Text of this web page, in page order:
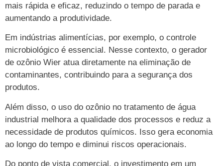
mais rápida e eficaz, reduzindo o tempo de parada e
aumentando a produtividade.
Em indústrias alimentícias, por exemplo, o controle
microbiológico é essencial. Nesse contexto, o gerador
de ozônio Wier atua diretamente na eliminação de
contaminantes, contribuindo para a segurança dos
produtos.
Além disso, o uso do ozônio no tratamento de água
industrial melhora a qualidade dos processos e reduz a
necessidade de produtos químicos. Isso gera economia
ao longo do tempo e diminui riscos operacionais.
Do ponto de vista comercial, o investimento em um